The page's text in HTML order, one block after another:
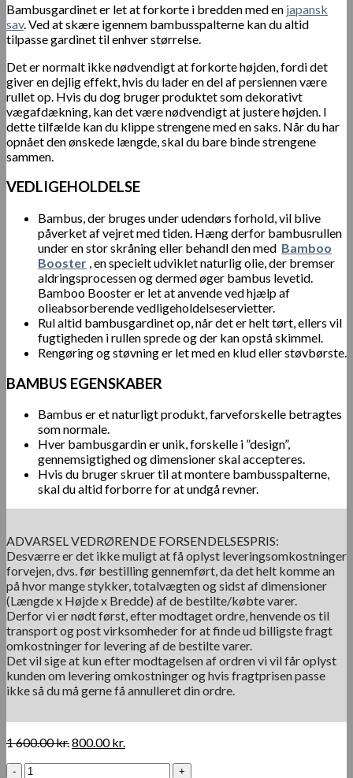
Bambusgardinet er let at forkorte i bredden med en japansk
sav. Ved at skære igennem bambusspalterne kan du altid
tilpasse gardinet til enhver størrelse.
Det er normalt ikke nødvendigt at forkorte højden, fordi det
giver en dejlig effekt, hvis du lader en del af persiennen være
rullet op. Hvis du dog bruger produktet som dekorativt
vægafdækning, kan det være nødvendigt at justere højden. I
dette tilfælde kan du klippe strengene med en saks. Når du har
opnået den ønskede længde, skal du bare binde strengene
sammen.
VEDLIGEHOLDELSE
Bambus, der bruges under udendørs forhold, vil blive
påverket af vejret med tiden. Hæng derfor bambusrullen
under en stor skråning eller behandl den med Bamboo
Booster , en specielt udviklet naturlig olie, der bremser
aldringsprocessen og dermed øger bambus levetid.
Bamboo Booster er let at anvende ved hjælp af
olieabsorberende vedligeholdelseservietter.
Rul altid bambusgardinet op, når det er helt tørt, ellers vil
fugtigheden i rullen sprede og der kan opstå skimmel.
Rengøring og støvning er let med en klud eller støvbørste.
BAMBUS EGENSKABER
Bambus er et naturligt produkt, farveforskelle betragtes
som normale.
Hver bambusgardin er unik, forskelle i ”design”,
gennemsigtighed og dimensioner skal accepteres.
Hvis du bruger skruer til at montere bambusspalterne,
skal du altid forborre for at undgå revner.
ADVARSEL VEDRØRENDE FORSENDELSESPRIS:
Desværre er det ikke muligt at få oplyst leveringsomkostninger
forvejen, dvs. før bestilling gennemført, da det helt komme an
på hvor mange stykker, totalvægten og sidst af dimensioner
(Længde x Højde x Bredde) af de bestilte/købte varer.
Derfor vi er nødt først, efter modtaget ordre, henvende os til
transport og post virksomheder for at finde ud billigste fragt
omkostninger for levering af de bestilte varer.
Det vil sige at kun efter modtagelsen af ordren vi vil får oplyst
kunden om levering omkostninger og hvis fragtprisen passe
ikke så du må gerne få annulleret din ordre.
1 600.00kr.Den
800.00kr.
Udsalg.